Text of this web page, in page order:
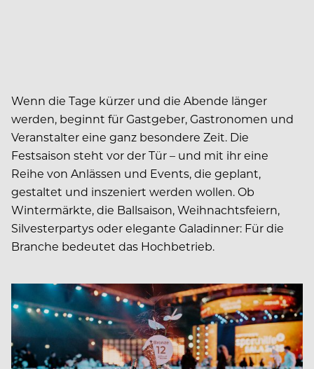
Wenn die Tage kürzer und die Abende länger
werden, ­beginnt für Gastgeber, Gastro­nomen und
Veranstalter eine ganz besondere Zeit. Die
Festsaison steht vor der Tür – und mit ihr eine
Reihe von Anlässen und Events, die geplant,
gestaltet und inszeniert ­werden wollen. Ob
Wintermärkte, die Ballsaison, Weihnachtsfeiern,
Silvesterpartys oder elegante Galadinner: Für die
Branche bedeutet das Hochbetrieb.